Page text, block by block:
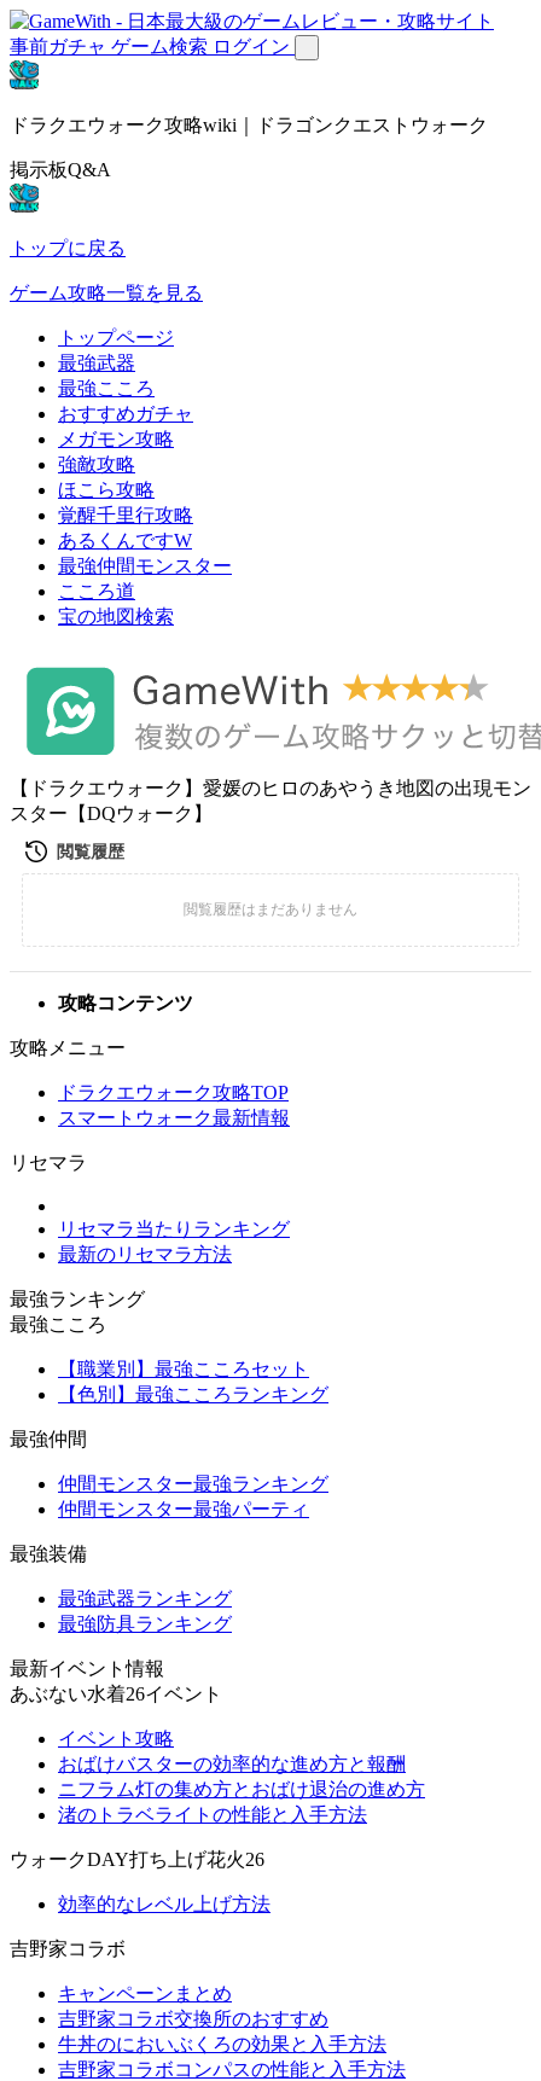
事前ガチャ ゲーム検索 ログイン
ドラクエウォーク攻略wiki｜ドラゴンクエストウォーク
掲示板Q&A
トップに戻る
ゲーム攻略一覧を見る
トップページ
最強武器
最強こころ
おすすめガチャ
メガモン攻略
強敵攻略
ほこら攻略
覚醒千里行攻略
あるくんですW
最強仲間モンスター
こころ道
宝の地図検索
【ドラクエウォーク】愛媛のヒロのあやうき地図の出現モン
スター【DQウォーク】
攻略コンテンツ
攻略メニュー
ドラクエウォーク攻略TOP
スマートウォーク最新情報
リセマラ
リセマラ当たりランキング
最新のリセマラ方法
最強ランキング
最強こころ
【職業別】最強こころセット
【色別】最強こころランキング
最強仲間
仲間モンスター最強ランキング
仲間モンスター最強パーティ
最強装備
最強武器ランキング
最強防具ランキング
最新イベント情報
あぶない水着26イベント
イベント攻略
おばけバスターの効率的な進め方と報酬
ニフラム灯の集め方とおばけ退治の進め方
渚のトラベライトの性能と入手方法
ウォークDAY打ち上げ花火26
効率的なレベル上げ方法
吉野家コラボ
キャンペーンまとめ
吉野家コラボ交換所のおすすめ
牛丼のにおいぶくろの効果と入手方法
吉野家コラボコンパスの性能と入手方法